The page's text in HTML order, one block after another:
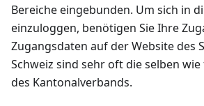
Bereiche eingebunden. Um sich in
einzuloggen, benötigen Sie Ihre
Zugangsdaten auf der Website des
Schweiz sind sehr oft die selben
des Kantonalverbands.